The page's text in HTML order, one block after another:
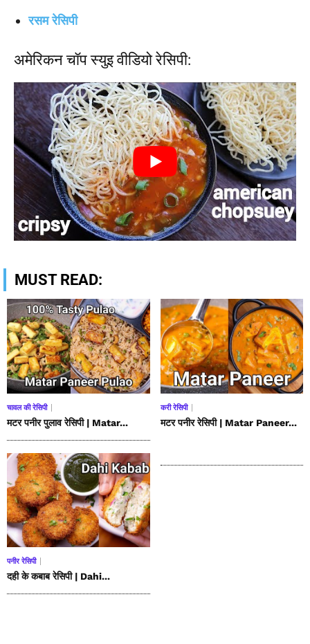
रसम रेसिपी
अमेरिकन चॉप स्युइ वीडियो रेसिपी:
MUST READ:
चावल की रेसिपी
मटर पनीर पुलाव रेसिपी | Matar...
करी रेसिपी
मटर पनीर रेसिपी | Matar Paneer...
पनीर रेसिपी
दही के कबाब रेसिपी | Dahi...